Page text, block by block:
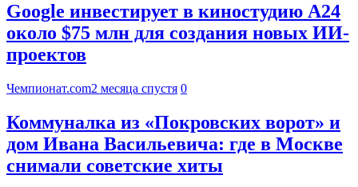
Google инвестирует в киностудию A24
около $75 млн для создания новых ИИ-
проектов
Чемпионат.com2 месяца спустя 0
Коммуналка из «Покровских ворот» и
дом Ивана Васильевича: где в Москве
снимали советские хиты